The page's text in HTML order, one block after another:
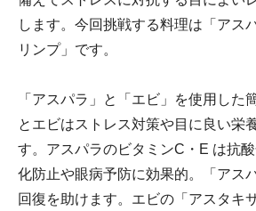
します。今回挑戦する料理は「アス
リンプ」です。
「アスパラ」と「エビ」を使用した
とエビはストレス対策や目に良い栄
す。アスパラのビタミンC・E は抗
化防止や眼病予防に効果的。「アス
回復を助けます。エビの「アスタキ